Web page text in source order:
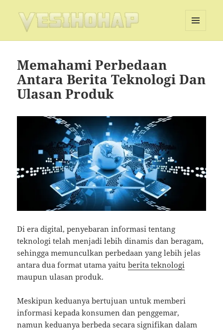
DAN
Memahami Perbedaan
Antara Berita Teknologi Dan
Ulasan Produk
Di era digital, penyebaran informasi tentang
teknologi telah menjadi lebih dinamis dan beragam,
sehingga memunculkan perbedaan yang lebih jelas
antara dua format utama yaituberita teknologi
maupun ulasan produk.
Meskipun keduanya bertujuan untuk memberi
informasi kepada konsumen dan penggemar,
namun keduanya berbeda secara signifikan dalam